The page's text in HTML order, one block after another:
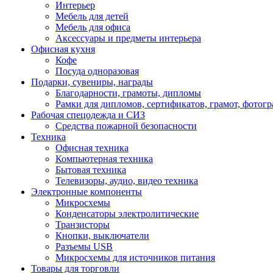
Интерьер
Мебель для детей
Мебель для офиса
Аксессуары и предметы интерьера
Офисная кухня
Кофе
Посуда одноразовая
Подарки, сувениры, награды
Благодарности, грамоты, дипломы
Рамки для дипломов, сертификатов, грамот,
Рабочая спецодежда и СИЗ
Средства пожарной безопасности
Техника
Офисная техника
Компьютерная техника
Бытовая техника
Телевизоры, аудио, видео техника
Электронные компоненты
Микросхемы
Конденсаторы электролитические
Транзисторы
Кнопки, выключатели
Разъемы USB
Микросхемы для источников питания
Товары для торговли